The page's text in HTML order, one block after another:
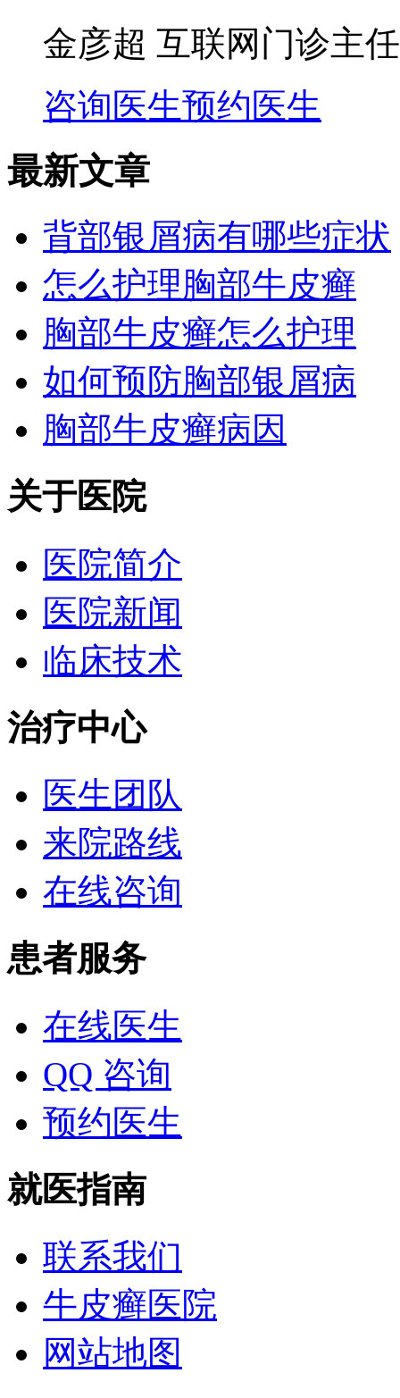
金彦超 互联网门诊主
咨询医生预约医生
最新文章
背部银屑病有哪些症状
怎么护理胸部牛皮癣
胸部牛皮癣怎么护理
如何预防胸部银屑病
胸部牛皮癣病因
关于医院
医院简介
医院新闻
临床技术
治疗中心
医生团队
来院路线
在线咨询
患者服务
在线医生
QQ 咨询
预约医生
就医指南
联系我们
牛皮癣医院
网站地图